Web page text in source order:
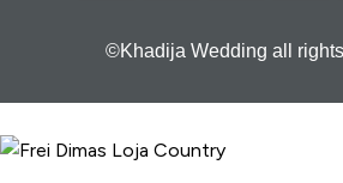
©Khadija Wedding all